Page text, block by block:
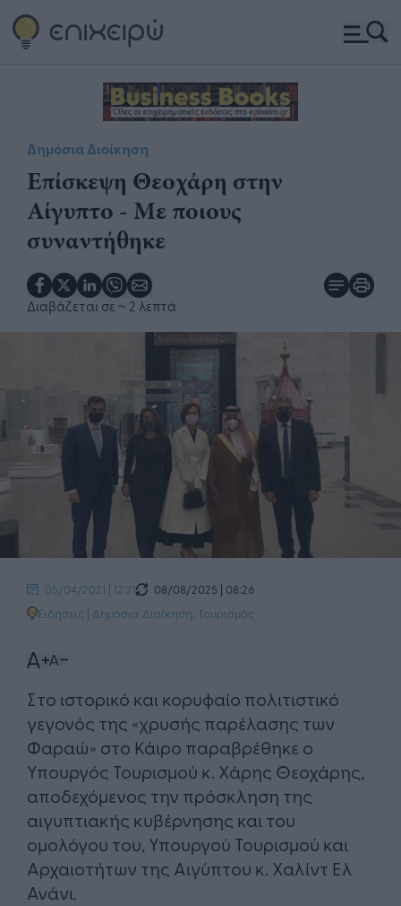
Δημόσια Διοίκηση
Επίσκεψη Θεοχάρη στην
Αίγυπτο - Με ποιους
συναντήθηκε
Διαβάζεται σε ~ 2 λεπτά
05/04/2021 | 12:21
08/08/2025 | 08:26
Ειδήσεις | Δημόσια Διοίκηση Τουρισμός
Στο ιστορικό και κορυφαίο πολιτιστικό
γεγονός της «χρυσής παρέλασης των
Φαραώ» στο Κάιρο παραβρέθηκε ο
Υπουργός Τουρισμού κ. Χάρης Θεοχάρης,
αποδεχόμενος την πρόσκληση της
αιγυπτιακής κυβέρνησης και του
ομολόγου του, Υπουργoύ Τουρισμού και
Αρχαιοτήτων της Αιγύπτου κ. Χαλίντ Ελ
Ανάνι.